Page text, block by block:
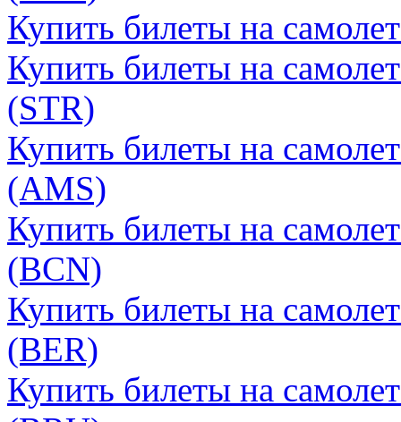
Купить билеты на
Купить билеты на
(STR)
Купить билеты на
(AMS)
Купить билеты на
(BCN)
Купить билеты на
(BER)
Купить билеты на